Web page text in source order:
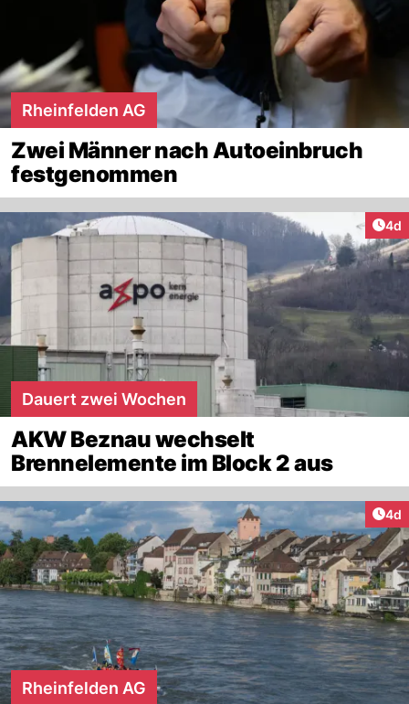
Rheinfelden AG
Zwei Männer nach Autoeinbruch
festgenommen
4d
Dauert zwei Wochen
AKW Beznau wechselt
Brennelemente im Block 2 aus
4d
Rheinfelden AG